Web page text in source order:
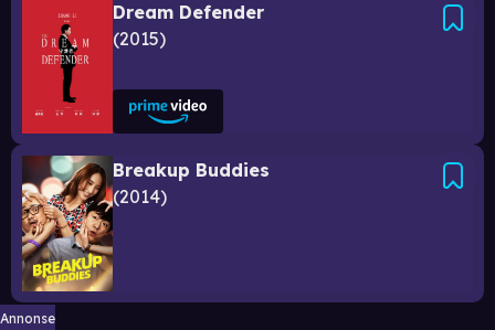
Dream Defender
2015
Breakup Buddies
2014
Annonse